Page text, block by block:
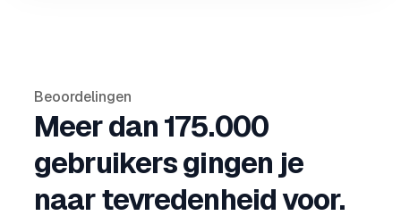
Beoordelingen
Meer dan 175.000
gebruikers gingen je
naar tevredenheid voor.